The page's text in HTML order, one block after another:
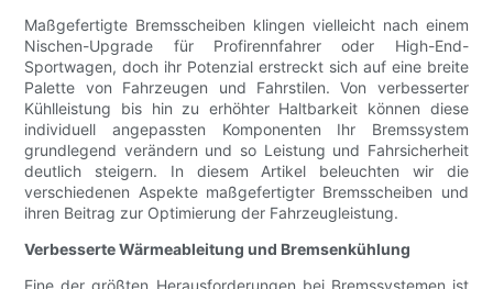
Maßgefertigte Bremsscheiben klingen vielleicht nach einem
Nischen-Upgrade für Profirennfahrer oder High-End-
Sportwagen, doch ihr Potenzial erstreckt sich auf eine breite
Palette von Fahrzeugen und Fahrstilen. Von verbesserter
Kühlleistung bis hin zu erhöhter Haltbarkeit können diese
individuell angepassten Komponenten Ihr Bremssystem
grundlegend verändern und so Leistung und Fahrsicherheit
deutlich steigern. In diesem Artikel beleuchten wir die
verschiedenen Aspekte maßgefertigter Bremsscheiben und
ihren Beitrag zur Optimierung der Fahrzeugleistung.
Verbesserte Wärmeableitung und Bremsenkühlung